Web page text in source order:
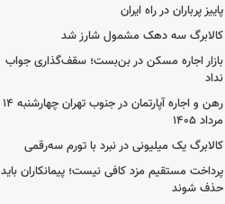
پاییز پرباران در راه ایران
کالابرگ سه دهک مشمول شارز شد
بازار اجاره مسکن در بن‌بست؛ سقف‌گذاری جواب
نداد
رهن و اجاره آپارتمان در جنوب تهران چهارشنبه ۱۴
مرداد ۱۴۰۵
کالابرگ یک میلیونی در نبرد با تورم سه‌رقمی
پرداخت مستقیم مزد کافی نیست؛ پیمانکاران باید
حذف شوند